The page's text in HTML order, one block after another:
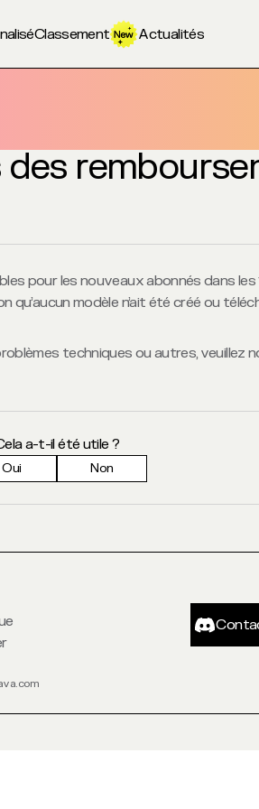
Classement Actualités
pour les nouveaux abonnés dans les
qu’aucun modèle n’ait été créé ou
techniques ou autres, veuillez
a-t-il été utile ?
Oui Non